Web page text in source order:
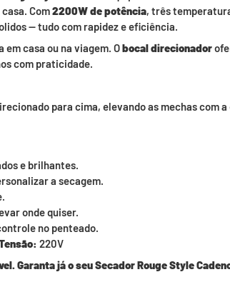
Com2200W de potência, três
— tudo com rapidez e eficiência.
casa ou na viagem. Obocal direcionador
com praticidade.
para cima, elevando as mechas com
e brilhantes.
a secagem.
onde quiser.
no penteado.
220V
Garanta já o seu Secador Rouge Style